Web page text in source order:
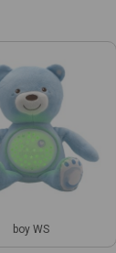
boy WS